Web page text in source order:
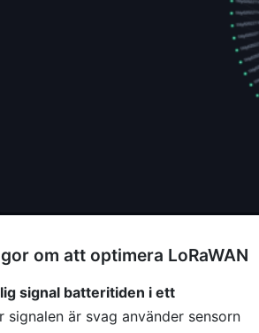
om att optimera LoRaWAN
signal batteritiden i ett
signalen är svag använder sensorn